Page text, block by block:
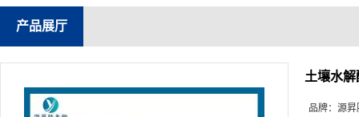
产品展厅
土壤水
品牌： 源昇